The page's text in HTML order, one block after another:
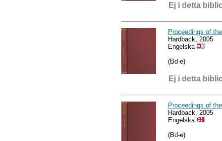
Ej i detta
Proceedings of
Hardback, 2005
Engelska
(Bd-e)
Ej i detta
Proceedings of
Hardback, 2005
Engelska
(Bd-e)